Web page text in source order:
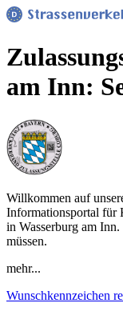
am Inn:
Willkommen auf
Informationsportal für
in Wasserburg am
müssen.
mehr...
Wunschkennzeichen